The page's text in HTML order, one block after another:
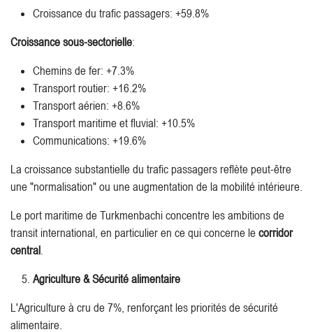
Croissance du trafic passagers: +59.8%
Croissance sous-sectorielle:
Chemins de fer: +7.3%
Transport routier: +16.2%
Transport aérien: +8.6%
Transport maritime et fluvial: +10.5%
Communications: +19.6%
La croissance substantielle du trafic passagers reflète peut-être
une "normalisation" ou une augmentation de la mobilité intérieure.
Le port maritime de Turkmenbachi concentre les ambitions de
transit international, en particulier en ce qui concerne le corridor
central.
Agriculture & Sécurité alimentaire
L'Agriculture à cru de 7%, renforçant les priorités de sécurité
alimentaire.